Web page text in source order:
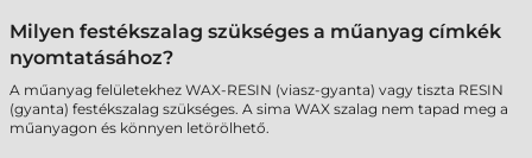
Milyen festékszalag szükséges a műanyag címkék
nyomtatásához?
A műanyag felületekhez WAX-RESIN (viasz-gyanta) vagy tiszta RESIN
(gyanta) festékszalag szükséges. A sima WAX szalag nem tapad meg a
műanyagon és könnyen letörölhető.